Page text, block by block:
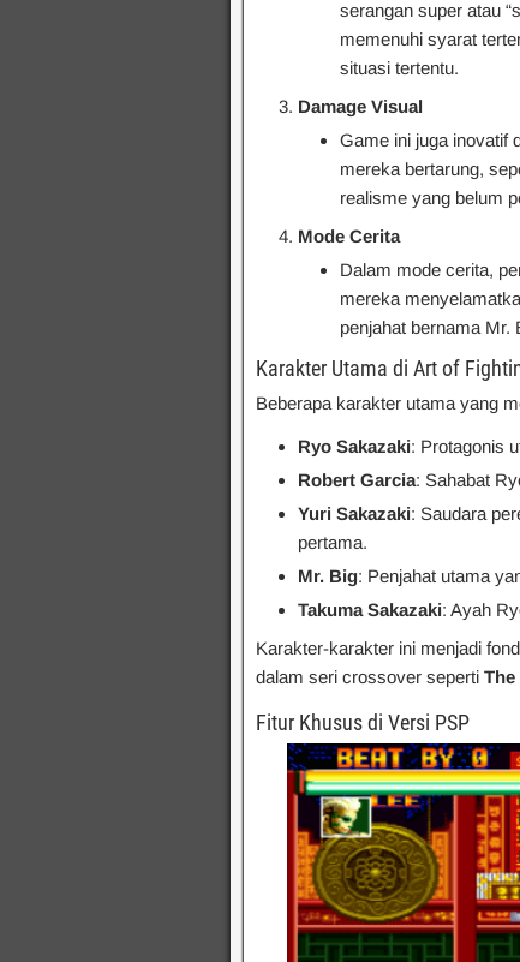
serangan super atau
memenuhi syarat
situasi tertentu.
Damage Visual
Game ini juga inovatif
mereka bertarung,
realisme yang belum
Mode Cerita
Dalam mode cerita,
mereka
penjahat bernama Mr.
Karakter Utama di Art of
Beberapa karakter utama yang
Ryo Sakazaki: Protagonis
Robert Garcia: Sahabat
Yuri Sakazaki: Saudara
pertama.
Mr. Big: Penjahat utama
Takuma Sakazaki: Ayah
Karakter-karakter ini menjadi
dalam seri crossover seperti
Fitur Khusus di Versi PSP